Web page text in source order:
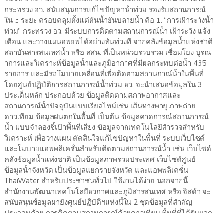
กระทรวง อว. สนับสนุนการแก้ไขปัญหาน้ําท่วม รองรับสถานการณ์
ใน 3 ระยะ ครอบคลุมตั้งแต่ต้นน้ำยันปลายน้ำ คือ 1. “การเฝ้าระวังน้ำ
ท่วม” กระทรวง อว. มีระบบการติดตามสถานการณ์น้ำ เฝ้าระวัง แจ้ง
เตือน และวางแผนอพยพได้อย่างทันท่วงที จากคลังข้อมูลน้ำแห่งชาติ
สถาบันสารสนเทศน้ำ หรือ สสน. ที่เป็นหน่วยรวบรวม เชื่อมโยง บูรณ
าการและวิเคราะห์ข้อมูลน้ำและภูมิอากาศที่มีผลกระทบต่อน้ำ 435
รายการ และมีรถโมบายเคลื่อนที่เพื่อติดตามสถานกาณ์น้ำในพื้นที่
โดยศูนย์ปฏิบัติการสถานการณ์น้ำท่วม อว. จะนำเสนอข้อมูลใน 3
ประเด็นหลัก ประกอบด้วย ข้อมูลติดตามสภาพอากาศและ
สถานการณ์น้ำปัจจุบันแบบเรียลไทม์เช่น เส้นทางพายุ ภาพถ่าย
ดาวเทียม ข้อมูลฝนตกในพื้นที่ เป็นต้น ข้อมูลคาดการณ์สถานการณ์
น้ำ แบบจำลองชี้เป้าพื้นที่เสี่ยง ข้อมูลจากเทคโนโลยีสำรวจสำหรับ
วิเคราะห์ เพื่อวางแผน ตัดสินใจแก้ไขปัญหาในพื้นที่ ระบบเว็บไซด์
และโมบายแอพพลิเคชั่นสำหรับติดตามสถานการณ์น้ำ เช่น เว็บไซด์
คลังข้อมูลน้ำแห่งชาติ เป็นข้อมูลภาพรวมประเทศ เว็บไซด์ศูนย์
ข้อมูลน้ำจังหวัด เป็นข้อมูลแยกรายจังหวัด และแอพพลิเคชั่น
ThaiWater สำหรับประชาชนทั่วไป ใช้งานได้ง่าย นอกจากนี้
สำนักงานพัฒนาเทคโนโลยีอวกาศและภูมิสารสนเทศ หรือ จิสด้า จะ
สนับสนุนข้อมูลมายังศูนย์ปฏิบัติฯแห่งนี้ใน 2 ชุดข้อมูลที่สำคัญ